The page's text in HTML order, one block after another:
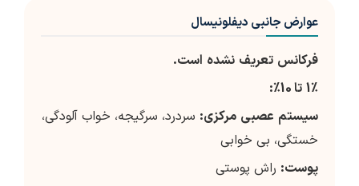
عوارض جانبی دیفلونیسال
فرکانس تعریف نشده است.
1٪ تا ٪:
سیستم عصبی مرکزی: سردرد، سرگیجه، خواب آلودگی،
خستگی، بی خوابی
پوست: راش پوستی